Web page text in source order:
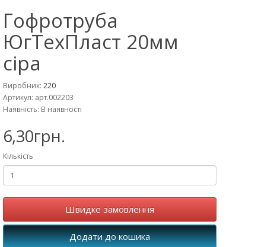
Гофротруба
ЮгТехПласт 20мм
сіра
Виробник: 220
Артикул: арт.002203
Наявність: В наявності
6,30грн.
Кількість
Швидке замовлення
Додати до кошика